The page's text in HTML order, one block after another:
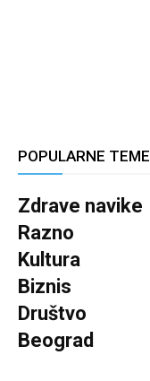
POPULARNE TEME
Zdrave navike
Razno
Kultura
Biznis
Društvo
Beograd